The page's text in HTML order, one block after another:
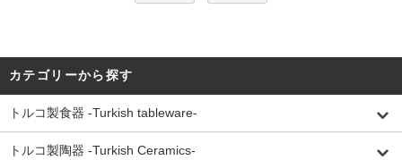
カテゴリーから探す
トルコ製食器 -Turkish tableware-
トルコ製陶器 -Turkish Ceramics-